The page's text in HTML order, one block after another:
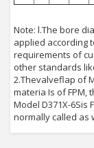
Note: l.The bore
applied according
requirements of
other standards
2.Thevalveflap of
materia Is of
Model D371X-6Sis
normally called as